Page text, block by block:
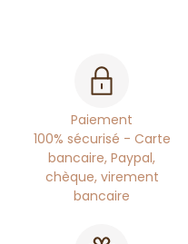
Paiement
100% sécurisé - Carte
bancaire, Paypal,
chèque, virement
bancaire